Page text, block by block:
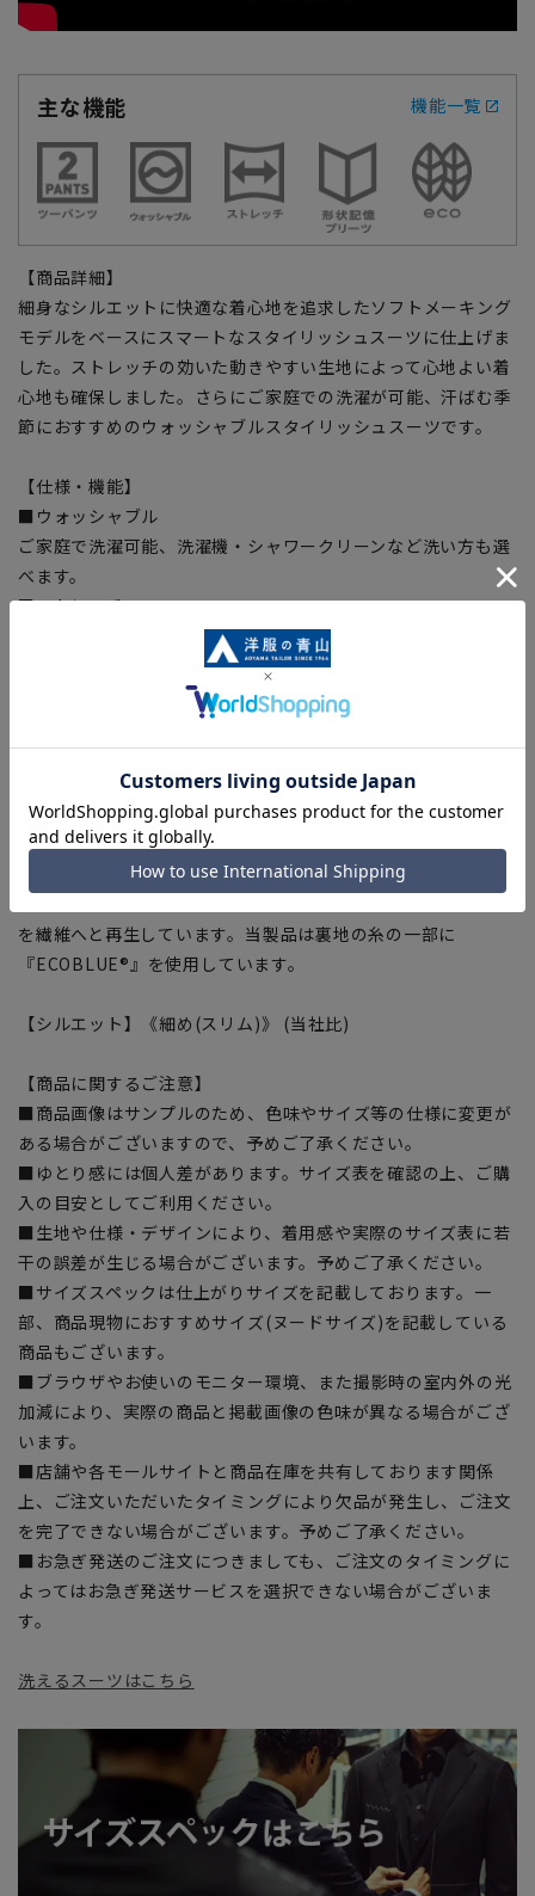
主な機能 機能一覧
【商品詳細】
細身なシルエットに快適な着心地を追求したソフトメーキング
モデルをベースにスマートなスタイリッシュスーツに仕上げま
した。ストレッチの効いた動きやすい生地によって心地よい着
心地も確保しました。さらにご家庭での洗濯が可能、汗ばむ季
節におすすめのウォッシャブルスタイリッシュスーツです。
【仕様・機能】
■ウォッシャブル
ご家庭で洗濯可能、洗濯機・シャワークリーンなど洗い方も選
べます。
■ストレッチ
身体の動きを阻害しない抜群の着心地。
いつでもパリッとしたプリーツラインを実現。
交互に履くことで綺麗にパンツ長持ち。
■Plastics Smart
この商品はリサイクル原料を使用し、プラスチック・スマート
に賛同しています。
■ECOBLUE®(100%リサイクルポリエステル)
を繊維へと再生しています。当製品は裏地の糸の一部に
『ECOBLUE®』を使用しています。
【シルエット】《細め(スリム)》 (当社比)
【商品に関するご注意】
■商品画像はサンプルのため、色味やサイズ等の仕様に変更が
ある場合がございますので、予めご了承ください。
■ゆとり感には個人差があります。サイズ表を確認の上、ご購
入の目安としてご利用ください。
■生地や仕様・デザインにより、着用感や実際のサイズ表に若
干の誤差が生じる場合がございます。予めご了承ください。
■サイズスペックは仕上がりサイズを記載しております。一
部、商品現物におすすめサイズ(ヌードサイズ)を記載している
商品もございます。
■ブラウザやお使いのモニター環境、また撮影時の室内外の光
加減により、実際の商品と掲載画像の色味が異なる場合がござ
います。
■店舗や各モールサイトと商品在庫を共有しております関係
上、ご注文いただいたタイミングにより欠品が発生し、ご注文
を完了できない場合がございます。予めご了承ください。
■お急ぎ発送のご注文につきましても、ご注文のタイミングに
よってはお急ぎ発送サービスを選択できない場合がございま
す。
洗えるスーツはこちら